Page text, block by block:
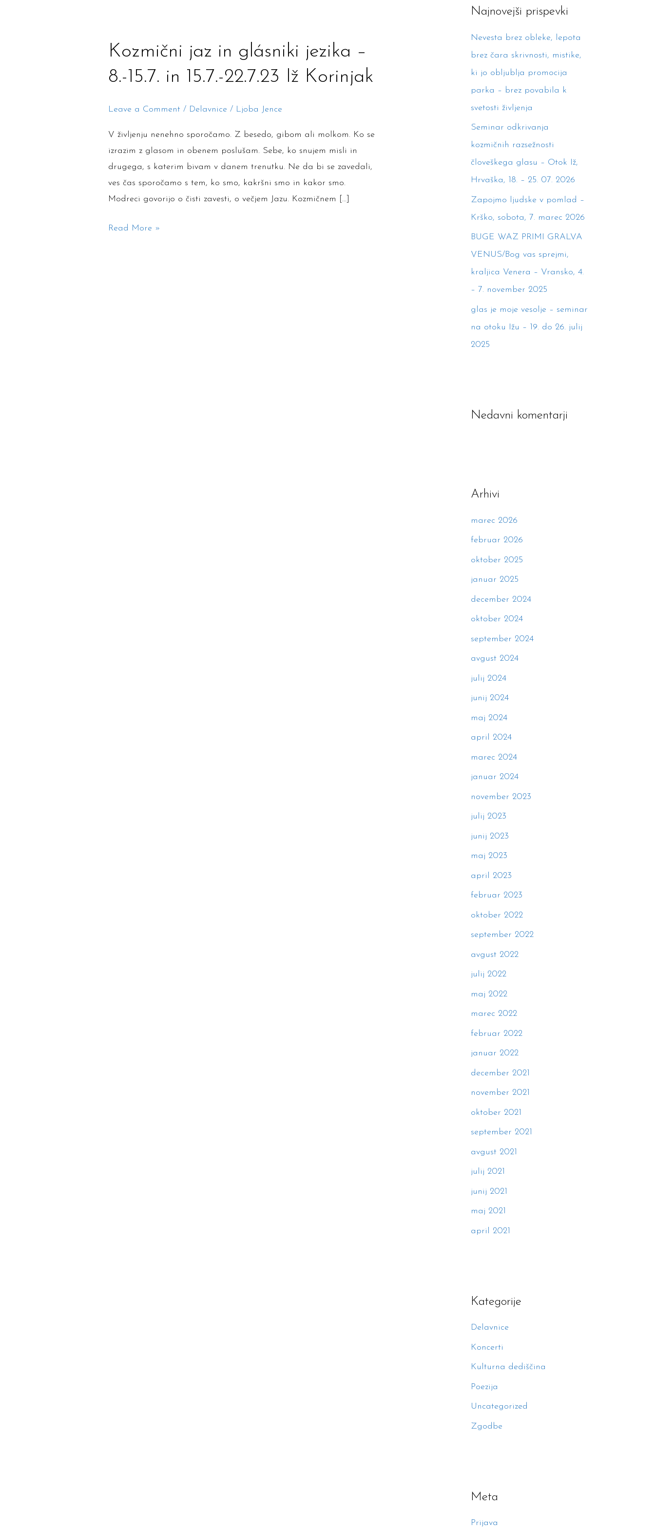
Kozmični jaz in glásniki jezika –
8.-15.7. in 15.7.-22.7.23 Iž Korinjak
Leave a Comment / Delavnice / Ljoba Jence
V življenju nenehno sporočamo. Z besedo, gibom ali molkom. Ko se
izrazim z glasom in obenem poslušam. Sebe, ko snujem misli in
drugega, s katerim bivam v danem trenutku. Ne da bi se zavedali,
ves čas sporočamo s tem, ko smo, kakršni smo in kakor smo.
Modreci govorijo o čisti zavesti, o večjem Jazu. Kozmičnem […]
Kozmični
in
jezika
Read More »
cNajnovejši prispevki
Nevesta brez obleke, lepota
brez čara skrivnosti, mistike,
ki jo obljublja promocija
parka – brez povabila k
svetosti življenja
Seminar odkrivanja
kozmičnih razsežnosti
človeškega glasu – Otok Iž,
Hrvaška, 18. – 25. 07. 2026
Zapojmo ljudske v pomlad –
Krško, sobota, 7. marec 2026
BUGE WAZ PRIMI GRALVA
VENUS/Bog vas sprejmi,
kraljica Venera – Vransko, 4.
– 7. november 2025
glas je moje vesolje – seminar
na otoku Ižu – 19. do 26. julij
2025
Nedavni komentarji
Arhivi
marec 2026
februar 2026
oktober 2025
januar 2025
december 2024
oktober 2024
september 2024
avgust 2024
julij 2024
junij 2024
maj 2024
april 2024
marec 2024
januar 2024
november 2023
julij 2023
junij 2023
maj 2023
april 2023
februar 2023
oktober 2022
september 2022
avgust 2022
julij 2022
maj 2022
marec 2022
februar 2022
januar 2022
december 2021
november 2021
oktober 2021
september 2021
avgust 2021
julij 2021
junij 2021
maj 2021
april 2021
Kategorije
Delavnice
Koncerti
Kulturna dediščina
Poezija
Uncategorized
Zgodbe
Meta
Prijava